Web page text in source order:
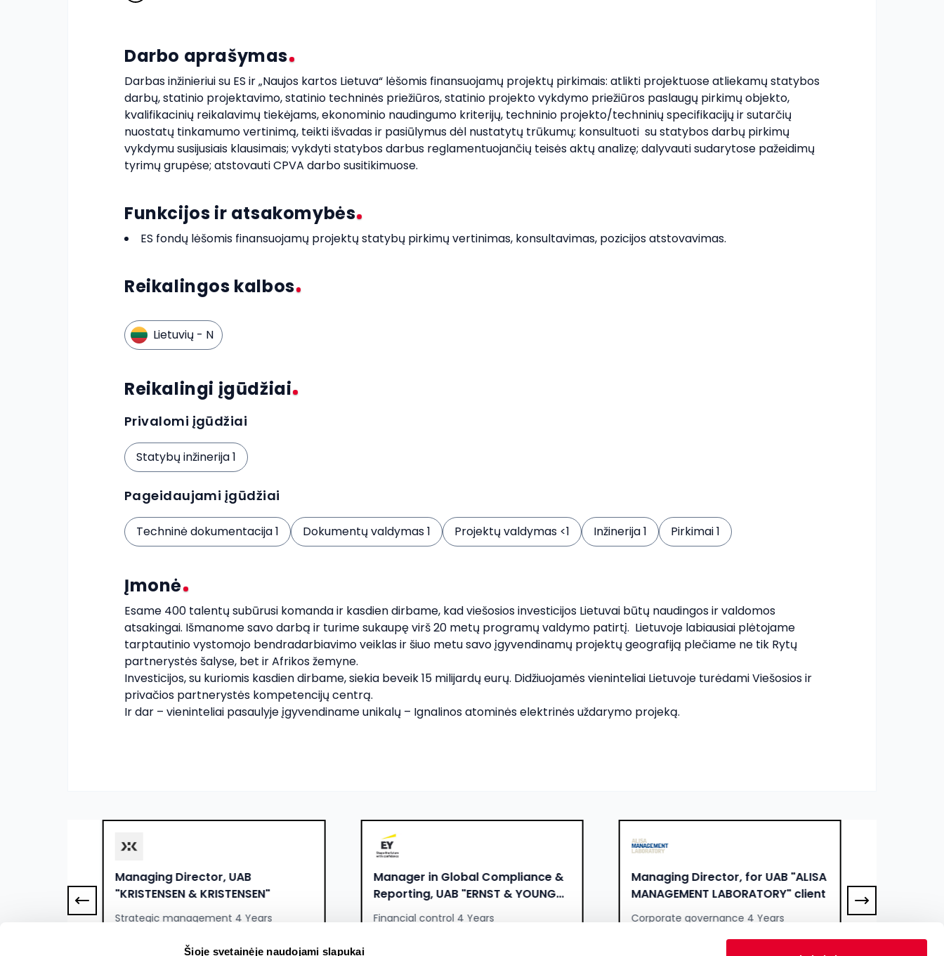
Šioje svetainėje naudojami slapukai
Darbo aprašymas
Darbas inžinieriui su ES ir „Naujos kartos Lietuva“ lėšomis finansuojamų projektų pirkimais: atlikti projektuose atliekamų statybos
darbų, statinio projektavimo, statinio techninės priežiūros, statinio projekto vykdymo priežiūros paslaugų pirkimų objekto,
kvalifikacinių reikalavimų tiekėjams, ekonominio naudingumo kriterijų, techninio projekto/techninių specifikacijų ir sutarčių
nuostatų tinkamumo vertinimą, teikti išvadas ir pasiūlymus dėl nustatytų trūkumų; konsultuoti  su statybos darbų pirkimų
vykdymu susijusiais klausimais; vykdyti statybos darbus reglamentuojančių teisės aktų analizę; dalyvauti sudarytose pažeidimų
tyrimų grupėse; atstovauti CPVA darbo susitikimuose.
Funkcijos ir atsakomybės
ES fondų lėšomis finansuojamų projektų statybų pirkimų vertinimas, konsultavimas, pozicijos atstovavimas.
Reikalingos kalbos
Lietuvių - N
Reikalingi įgūdžiai
Privalomi įgūdžiai
Statybų inžinerija 1
Pageidaujami įgūdžiai
Techninė dokumentacija 1 Dokumentų valdymas 1 Projektų valdymas <1 Inžinerija 1 Pirkimai 1
Įmonė
Esame 400 talentų subūrusi komanda ir kasdien dirbame, kad viešosios investicijos Lietuvai būtų naudingos ir valdomos
atsakingai. Išmanome savo darbą ir turime sukaupę virš 20 metų programų valdymo patirtį.  Lietuvoje labiausiai plėtojame
tarptautinio vystomojo bendradarbiavimo veiklas ir šiuo metu savo įgyvendinamų projektų geografiją plečiame ne tik Rytų
partnerystės šalyse, bet ir Afrikos žemyne.
Investicijos, su kuriomis kasdien dirbame, siekia beveik 15 milijardų eurų. Didžiuojamės vieninteliai Lietuvoje turėdami Viešosios ir
privačios partnerystės kompetencijų centrą.
Ir dar – vieninteliai pasaulyje įgyvendiname unikalų – Ignalinos atominės elektrinės uždarymo projeką.
Managing Director, UAB
"KRISTENSEN & KRISTENSEN"
Strategic management 4 Years
Manager in Global Compliance &
Reporting, UAB "ERNST & YOUNG
BALTIC"
Financial control 4 Years
Managing Director, for UAB "ALISA
MANAGEMENT LABORATORY" client
Corporate governance 4 Years